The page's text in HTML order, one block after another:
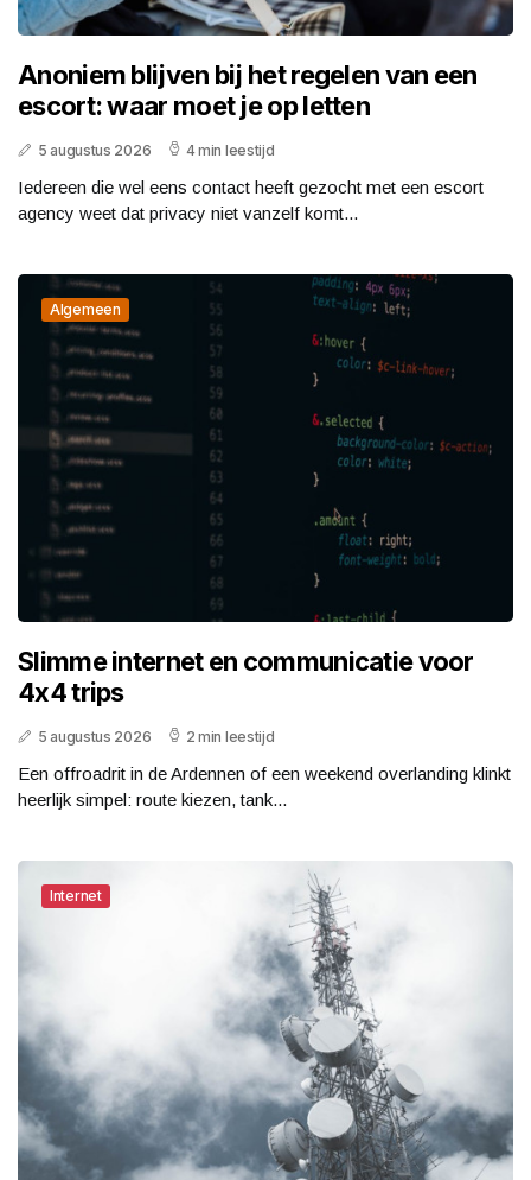
Anoniem blijven bij het regelen van een
escort: waar moet je op letten
5 augustus 2026 4 min leestijd
Iedereen die wel eens contact heeft gezocht met een escort
agency weet dat privacy niet vanzelf komt...
Algemeen
Slimme internet en communicatie voor
4x4 trips
5 augustus 2026 2 min leestijd
Een offroadrit in de Ardennen of een weekend overlanding klinkt
heerlijk simpel: route kiezen, tank...
Internet